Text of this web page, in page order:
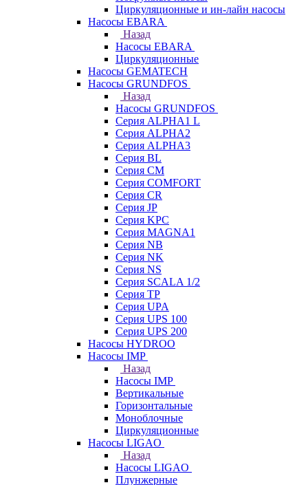
Циркуляционные и ин-лайн насосы
Насосы EBARA
Назад
Насосы EBARA
Циркуляционные
Насосы GEMATECH
Насосы GRUNDFOS
Назад
Насосы GRUNDFOS
Серия ALPHA1 L
Серия ALPHA2
Серия ALPHA3
Серия BL
Серия CM
Серия COMFORT
Серия CR
Серия JP
Серия KPC
Серия MAGNA1
Серия NB
Серия NK
Серия NS
Серия SCALA 1/2
Серия TP
Серия UPA
Серия UPS 100
Серия UPS 200
Насосы HYDROO
Насосы IMP
Назад
Насосы IMP
Вертикальные
Горизонтальные
Моноблочные
Циркуляционные
Насосы LIGAO
Назад
Насосы LIGAO
Плунжерные